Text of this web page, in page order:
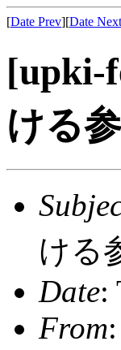
[Date Prev][Date Next
[upki-
ける
ける
Date:
From